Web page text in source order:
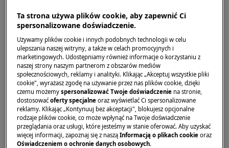
Ta strona używa plików cookie, aby zapewnić Ci
spersonalizowane doświadczenie.
Używamy plików cookie i innych podobnych technologii w celu
ulepszania naszej witryny, a także w celach promocyjnych i
marketingowych. Udostępniamy również informacje o korzystaniu z
naszej strony naszym partnerom z obszarów mediów
społecznościowych, reklamy i analityki. Klikając „Akceptuj wszystkie pliki
cookie", wyrażasz zgodę na używanie przez nas plików cookie, dzięki
czemu możemyspersonalizować Twoje doświadczenie na stronie,
dostosowaćoferty specjalne oraz wyświetlać Ci spersonalizowane
reklamy. Klikając „Kontynuuj bez akceptacji", blokujesz opcjonalne
rodzaje plików cookie, co może wpłynąć na Twoje doświadczenie
przeglądania oraz usługi, które jesteśmy w stanie oferować. Aby uzyskać
więcej informacji, zapoznaj się z nasząInformacją o plikach cookie oraz
Oświadczeniem o ochronie danych osobowych.